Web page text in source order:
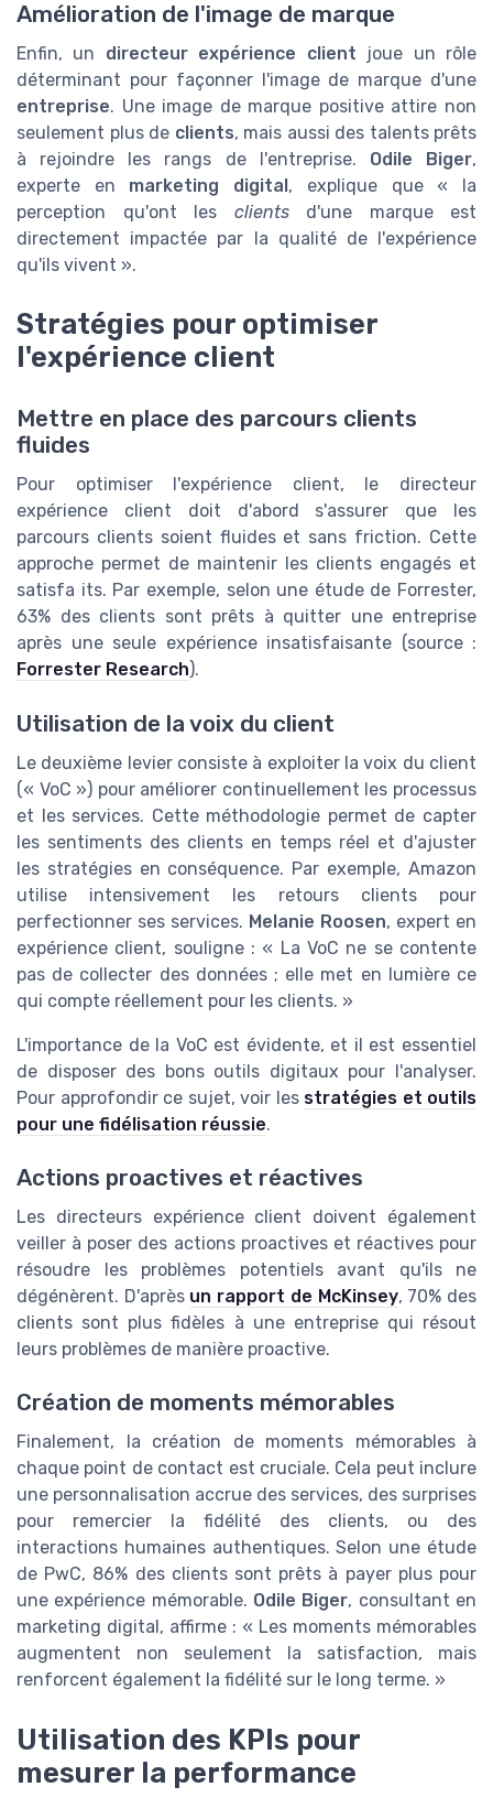
Amélioration de l'image de marque
Enfin, un directeur expérience client joue un rôle
déterminant pour façonner l'image de marque d'une
entreprise. Une image de marque positive attire non
seulement plus de clients, mais aussi des talents prêts
à rejoindre les rangs de l'entreprise. Odile Biger,
experte en marketing digital, explique que « la
perception qu'ont les clientsd'une marque est
directement impactée par la qualité de l'expérience
qu'ils vivent ».
Stratégies pour optimiser
l'expérience client
Mettre en place des parcours clients
fluides
Pour optimiser l'expérience client, le directeur
expérience client doit d'abord s'assurer que les
parcours clients soient fluides et sans friction. Cette
approche permet de maintenir les clients engagés et
satisfa its. Par exemple, selon une étude de Forrester,
63% des clients sont prêts à quitter une entreprise
après une seule expérience insatisfaisante (source :
Forrester Research).
Utilisation de la voix du client
Le deuxième levier consiste à exploiter la voix du client
(« VoC ») pour améliorer continuellement les processus
et les services. Cette méthodologie permet de capter
les sentiments des clients en temps réel et d'ajuster
les stratégies en conséquence. Par exemple, Amazon
utilise intensivement les retours clients pour
perfectionner ses services. Melanie Roosen, expert en
expérience client, souligne : « La VoC ne se contente
pas de collecter des données ; elle met en lumière ce
qui compte réellement pour les clients. »
L'importance de la VoC est évidente, et il est essentiel
de disposer des bons outils digitaux pour l'analyser.
Pour approfondir ce sujet, voir les stratégies et outils
pour une fidélisation réussie.
Actions proactives et réactives
Les directeurs expérience client doivent également
veiller à poser des actions proactives et réactives pour
résoudre les problèmes potentiels avant qu'ils ne
dégénèrent. D'après un rapport de McKinsey, 70% des
clients sont plus fidèles à une entreprise qui résout
leurs problèmes de manière proactive.
Création de moments mémorables
Finalement, la création de moments mémorables à
chaque point de contact est cruciale. Cela peut inclure
une personnalisation accrue des services, des surprises
pour remercier la fidélité des clients, ou des
interactions humaines authentiques. Selon une étude
de PwC, 86% des clients sont prêts à payer plus pour
une expérience mémorable. Odile Biger, consultant en
marketing digital, affirme : « Les moments mémorables
augmentent non seulement la satisfaction, mais
renforcent également la fidélité sur le long terme. »
Utilisation des KPIs pour
mesurer la performance